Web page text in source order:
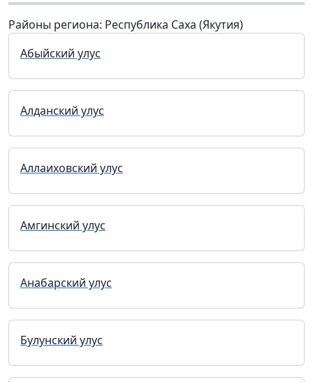
Районы региона: Республика Саха (Якутия)
Абыйский улус
Алданский улус
Аллаиховский улус
Амгинский улус
Анабарский улус
Булунский улус